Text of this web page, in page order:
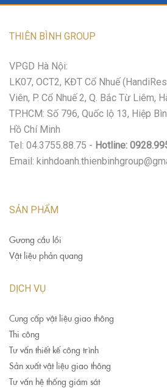
THIÊN BÌNH GROUP
VPGD Hà Nội:
LK07, OCT2, KĐT Cổ Nhuế
Viên, P. Cổ Nhuế 2, Q. Bắc Từ Liêm,
TP.HCM: Số 796, Quốc lộ 13, Hiệp
Hồ Chí Minh
Tel: 04.3755.88.75 - Hotline:
Email:
SẢN PHẨM
Gương cầu lồi
Vật liệu phản quang
DỊCH VỤ
Cung cấp vật liệu giao thông
Thi công
Tư vấn thiết kế công trình
Sản xuất vật liệu giao thông
Tư vấn hệ thống giám sát